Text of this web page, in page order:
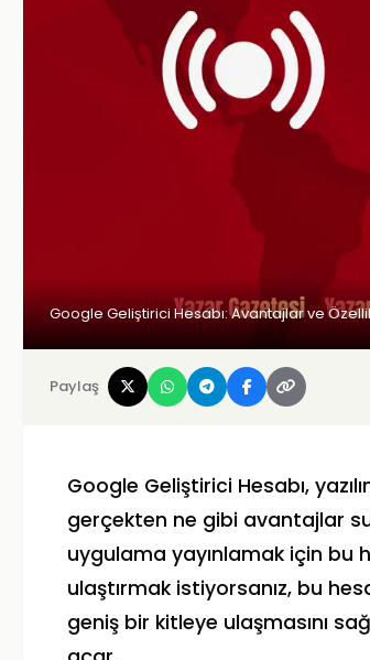
Google Geliştirici Hesabı: Avantajlar ve
Paylaş
Google Geliştirici Hesabı,
gerçekten ne gibi avantajlar
uygulama yayınlamak için bu
ulaştırmak istiyorsanız, bu
geniş bir kitleye ulaşmasını